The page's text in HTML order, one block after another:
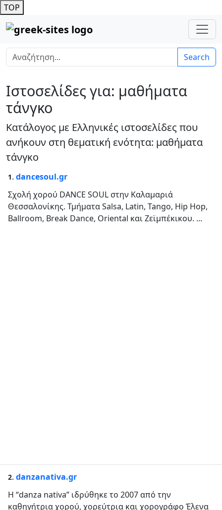
TOP
Search
Ιστοσελίδες για: μαθήματα
τάνγκο
Κατάλογος με Ελληνικές ιστοσελίδες που
ανήκουν στη θεματική ενότητα: μαθήματα
τάνγκο
1. dancesoul.gr
Σχολή χορού DANCE SOUL στην Καλαμαριά
Θεσσαλονίκης. Τμήματα Salsa, Latin, Tango, Hip Hop,
Ballroom, Break Dance, Oriental και Ζεϊμπέκικου. ...
2. danzanativa.gr
Η “danza nativa” ιδρύθηκε το 2007 από την
καθηγήτρια χορού, χορεύτρια και χορογράφο Έλενα